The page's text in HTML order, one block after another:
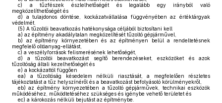
c) a tűzfészek észlelhetőségét és legalább egy irányból való
megközelíthetőségét és
d) a tulajdonos döntése, kockázatvállalása függvényében az értéktárgyak
védelmét.
(5) A tűzoltói beavatkozás hatékonysága céljából biztosítani kell
a) az építmény akadálytalan megközelítését tűzoltó gépjárművel,
b) az építmény környezetében és az építményen belül a rendeltetésnek
megfelelő oltóanyag-ellátást,
c) a veszélyforrások felismerésének lehetőségét,
d) a tűzoltói beavatkozást segítő berendezéseket, eszközöket és azok
tűzoltóság általi kezelhetőségét és
e) a kockázattól függően
ea) a tűzoltóság késedelem nélküli riasztását, a megfelelően részletes
tájékoztatást a tűz helyszínéről és a beavatkozást befolyásoló körülményekről,
eb) az építmény környezetében a tűzoltó gépjárművek, technikai eszközök
működéséhez, működtetéséhez szükséges és igénybe vehető területet és
ec) a károkozás nélküli bejutást az építménybe.